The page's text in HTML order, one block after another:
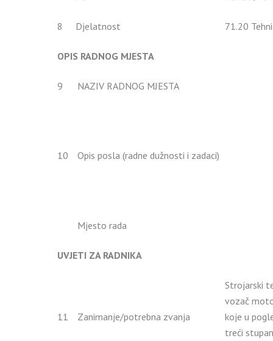
8 Djelatnost 71.20
OPIS RADNOG MJESTA
9 NAZIV RADNOG MJESTA
10 Opis posla (radne dužnosti i zadaci)
Mjesto rada
UVJETI ZA RADNIKA
11 Zanimanje/potrebna zvanja
Strojarski
vozač
koje u
treći